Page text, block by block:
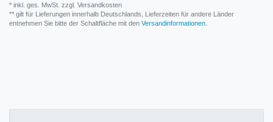
* inkl. ges. MwSt. zzgl. Versandkosten
** gilt für Lieferungen innerhalb Deutschlands, Lieferzeiten für andere Länder
entnehmen Sie bitte der Schaltfläche mit den Versandinformationen